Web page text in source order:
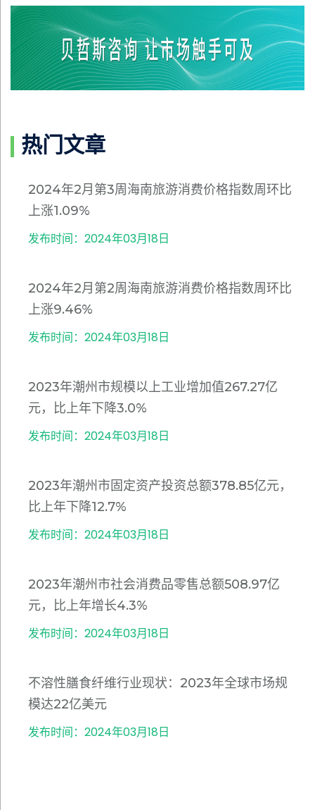
热门文章
2024年2月第3周海南旅游消费价格指数周环比
上涨1.09%
发布时间：2024年03月18日
2024年2月第2周海南旅游消费价格指数周环比
上涨9.46%
发布时间：2024年03月18日
2023年潮州市规模以上工业增加值267.27亿
元，比上年下降3.0%
发布时间：2024年03月18日
2023年潮州市固定资产投资总额378.85亿元，
比上年下降12.7%
发布时间：2024年03月18日
2023年潮州市社会消费品零售总额508.97亿
元，比上年增长4.3%
发布时间：2024年03月18日
不溶性膳食纤维行业现状：2023年全球市场规
模达22亿美元
发布时间：2024年03月18日